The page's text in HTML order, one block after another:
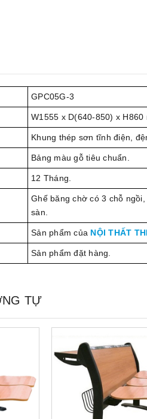
GPC05G-3
W1555 x D(640-850) x H860
Khung thép sơn tĩnh điện,
Bảng màu gỗ tiêu chuẩn.
12 Tháng.
Ghế băng chờ có 3 chỗ
sàn.
Sản phẩm của NỘI THẤT
Sản phẩm đặt hàng.
TỰ